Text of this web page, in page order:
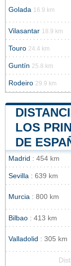
Golada 16.9 km
Vilasantar 18.9 km
Touro 24.4 km
Guntín 25.8 km
Rodeiro 29.9 km
LOS
DE
Madrid : 454 km
Sevilla : 639 km
Murcia : 800 km
Bilbao : 413 km
Valladolid : 305 km